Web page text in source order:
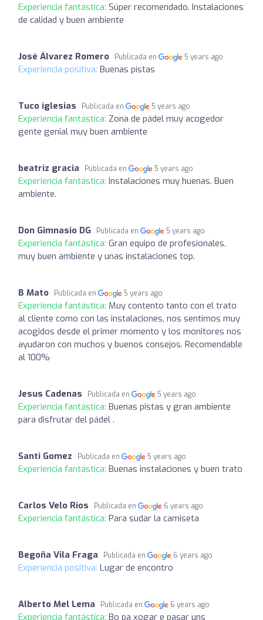
Experiencia fantástica: Súper recomendado. Instalaciones
de calidad y buen ambiente
José Álvarez Romero Publicada en 5 years ago
Experiencia positiva: Buenas pistas
Tuco iglesias Publicada en 5 years ago
Experiencia fantástica: Zona de pádel muy acogedor
gente genial muy buen ambiente
beatriz gracia Publicada en 5 years ago
Experiencia fantástica: Instalaciones muy huenas. Buen
ambiente.
Don Gimnasio DG Publicada en 5 years ago
Experiencia fantástica: Gran equipo de profesionales,
muy buen ambiente y unas instalaciones top.
B Mato Publicada en 5 years ago
Experiencia fantástica: Muy contento tanto con el trato
al cliente como con las instalaciones, nos sentimos muy
acogidos desde el primer momento y los monitores nos
ayudaron con muchos y buenos consejos. Recomendable
al 100%
Jesus Cadenas Publicada en 5 years ago
Experiencia fantástica: Buenas pistas y gran ambiente
para disfrutar del pádel .
Santi Gomez Publicada en 5 years ago
Experiencia fantástica: Buenas instalaciones y buen trato
Carlos Velo Rios Publicada en 6 years ago
Experiencia fantástica: Para sudar la camiseta
Begoña Vila Fraga Publicada en 6 years ago
Experiencia positiva: Lugar de encontro
Alberto Mel Lema Publicada en 6 years ago
Experiencia fantástica: Bo pa xogar e pasar uns